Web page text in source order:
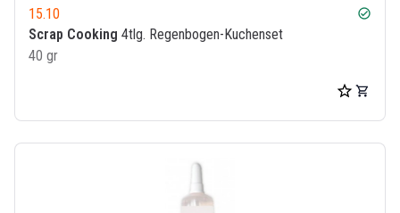
15.10 check_circle
Scrap Cooking 4tlg. Regenbogen-Kuchenset
40 gr